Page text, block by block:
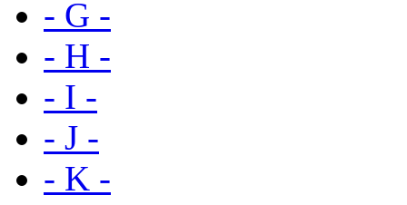
- G -
- H -
- I -
- J -
- K -